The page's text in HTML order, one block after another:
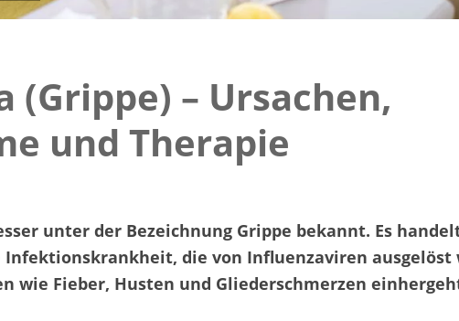
(Grippe) – Ursachen,
und Therapie
unter der Bezeichnung Grippe bekannt. Es
Infektionskrankheit, die von Influenzaviren ausgelöst
wie Fieber, Husten und Gliederschmerzen